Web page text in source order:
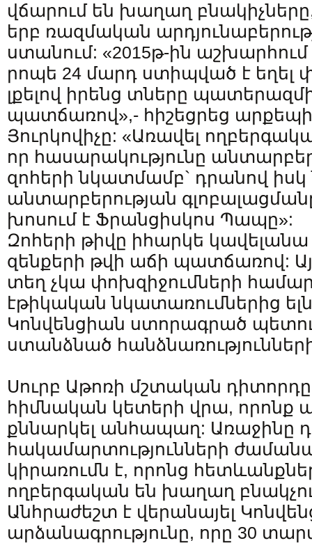
վճարում են խաղաղ
երբ ռազմական
ստանում: «2015թ-ին աշխարհում
րոպե 24 մարդ ստիպված է եղել
լքելով իրենց տները
պատճառով»,- հիշեցրեց
Յուրկովիչը: «Առավել
որ հասարակությունը
զոհերի նկատմամբ` դրանով
անտարբերության
խոսում է Ֆրանցիսկոս Պապը»:
Զոհերի թիվը իհարկե
զենքերի թվի աճի պատճառով:
տեղ չկա փոխզիջումների
էթիկական նկատառումներից
Կոնվենցիան ստորագրած
ստանձնած
Սուրբ Աթոռի մշտական
հիմնական կետերի վրա, որոնք
քննարկել անհապաղ: Առաջինը
հակամարտությունների
կիրառումն է, որոնց
ողբերգական են խաղաղ
Անհրաժեշտ է վերանայել
արձանագրությունը, որը 30